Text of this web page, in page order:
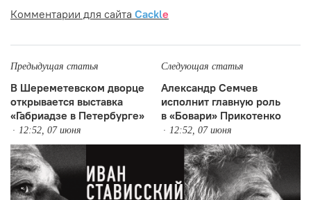
Комментарии для сайта Cackle
Предыдущая статья
В Шереметевском дворце
открывается выставка
«Габриадзе в Петербурге»
12:52, 07 июня
Следующая статья
Александр Семчев
исполнит главную роль
в «Бовари» Прикотенко
12:52, 07 июня